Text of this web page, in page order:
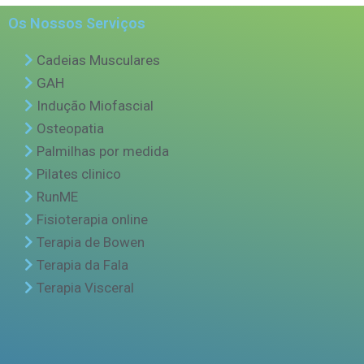
Os Nossos Serviços
Cadeias Musculares
GAH
Indução Miofascial
Osteopatia
Palmilhas por medida
Pilates clinico
RunME
Fisioterapia online
Terapia de Bowen
Terapia da Fala
Terapia Visceral